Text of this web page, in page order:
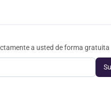
a usted de forma gratuita